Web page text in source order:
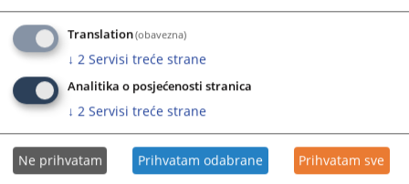
Translation(obavezna)
↓ 2 Servisi treće strane
Analitika o posjećenosti stranica
↓ 2 Servisi treće strane
Ne prihvatam Prihvatam odabrane Prihvatam sve